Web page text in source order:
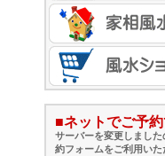
■ネットでご予
サーバーを変更しまし
約フォームをご利用い